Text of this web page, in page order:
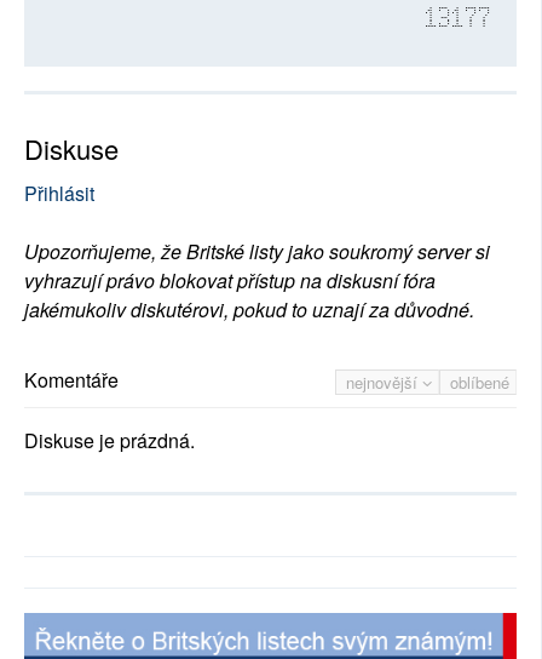
13177
Diskuse
Přihlásit
Upozorňujeme, že Britské listy jako soukromý server si
vyhrazují právo blokovat přístup na diskusní fóra
jakémukoliv diskutérovi, pokud to uznají za důvodné.
nejnovější oblíbené
Komentáře
Diskuse je prázdná.